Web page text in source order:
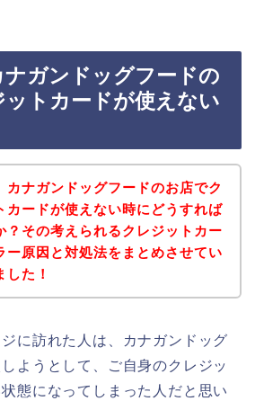
ナガンドッグフードの
ットカードが使えない
カナガンドッグフードのお店でク
カードが使えない時にどうすれば
？その考えられるクレジットカー
ー原因と対処法をまとめさせてい
した！
に訪れた人は、カナガンドッグ
ようとして、ご自身のクレジッ
態になってしまった人だと思い